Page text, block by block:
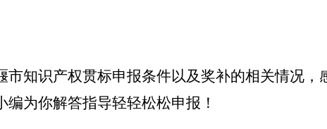
知识产权贯标申报条件以及奖补的相关情况
为你解答指导轻轻松松申报！